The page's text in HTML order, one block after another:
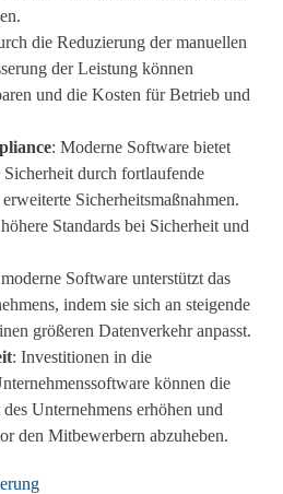
die Reduzierung der manuellen
der Leistung können
und die Kosten für Betrieb und
: Moderne Software bietet
Sicherheit durch fortlaufende
Sicherheitsmaßnahmen.
Standards bei Sicherheit und
Software unterstützt das
indem sie sich an steigende
größeren Datenverkehr anpasst.
: Investitionen in die
können die
Unternehmens erhöhen und
den Mitbewerbern abzuheben.